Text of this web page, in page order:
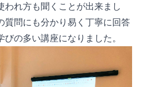
われ方も聞くことが出来まし
質問にも分かり易く丁寧に回答
びの多い講座になりました。